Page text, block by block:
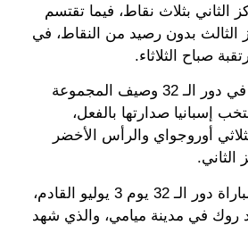
الثاني بثلاث نقاط، فيما تقتسم
الثالث بدون رصيد من النقاط، في
صباح الثلاثاء.
وسينتظر رفاق ميسي في دور الـ 32 وصيف المجموعة
إسبانيا صدارتها بالفعل،
أوروجواي والرأس الأخضر
الثاني.
ومن المقرر أن تُقام مباراة دور الـ 32 يوم 3 يوليو القادم،
روك في مدينة ميامي، والذي شهد